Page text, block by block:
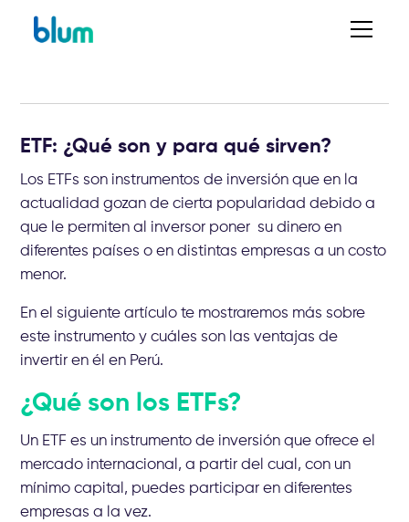
ETF: ¿Qué son y para qué sirven?
Los ETFs son instrumentos de inversión que en la
actualidad gozan de cierta popularidad debido a
que le permiten al inversor poner su dinero en
diferentes países o en distintas empresas a un costo
menor.
En el siguiente artículo te mostraremos más sobre
este instrumento y cuáles son las ventajas de
invertir en él en Perú.
¿Qué son los ETFs?
Un ETF es un instrumento de inversión que ofrece el
mercado internacional, a partir del cual, con un
mínimo capital, puedes participar en diferentes
empresas a la vez.